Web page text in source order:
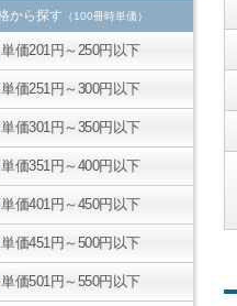
から探す （100冊時単価）
単価201円～250円以下
単価251円～300円以下
単価301円～350円以下
単価351円～400円以下
単価401円～450円以下
単価451円～500円以下
単価501円～550円以下